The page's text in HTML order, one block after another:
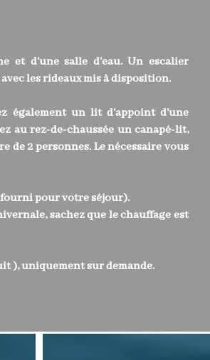
et d'une salle d'eau. Un escalier
les rideaux mis à disposition.
également un lit d'appoint d'une
au rez-de-chaussée un canapé-lit,
2 personnes. Le nécessaire vous
fourni pour votre séjour).
sachez que le chauffage est
), uniquement sur demande.